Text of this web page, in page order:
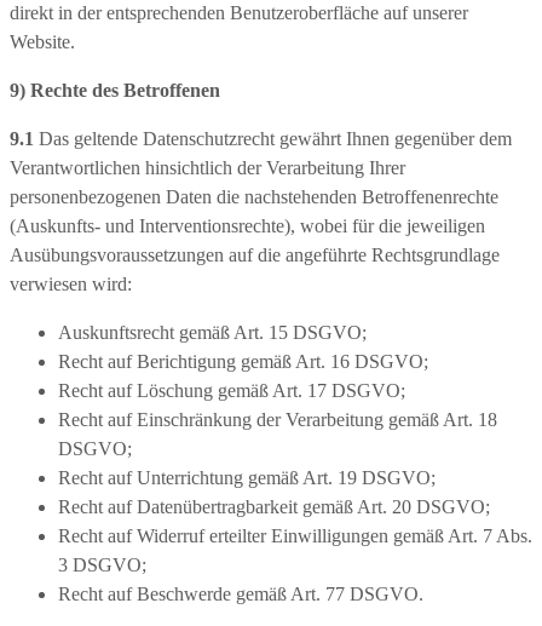
direkt in der entsprechenden Benutzeroberfläche auf unserer
Website.
9) Rechte des Betroffenen
9.1 Das geltende Datenschutzrecht gewährt Ihnen gegenüber dem
Verantwortlichen hinsichtlich der Verarbeitung Ihrer
personenbezogenen Daten die nachstehenden Betroffenenrechte
(Auskunfts- und Interventionsrechte), wobei für die jeweiligen
Ausübungsvoraussetzungen auf die angeführte Rechtsgrundlage
verwiesen wird:
Auskunftsrecht gemäß Art. 15 DSGVO;
Recht auf Berichtigung gemäß Art. 16 DSGVO;
Recht auf Löschung gemäß Art. 17 DSGVO;
Recht auf Einschränkung der Verarbeitung gemäß Art. 18
DSGVO;
Recht auf Unterrichtung gemäß Art. 19 DSGVO;
Recht auf Datenübertragbarkeit gemäß Art. 20 DSGVO;
Recht auf Widerruf erteilter Einwilligungen gemäß Art. 7 Abs.
3 DSGVO;
Recht auf Beschwerde gemäß Art. 77 DSGVO.